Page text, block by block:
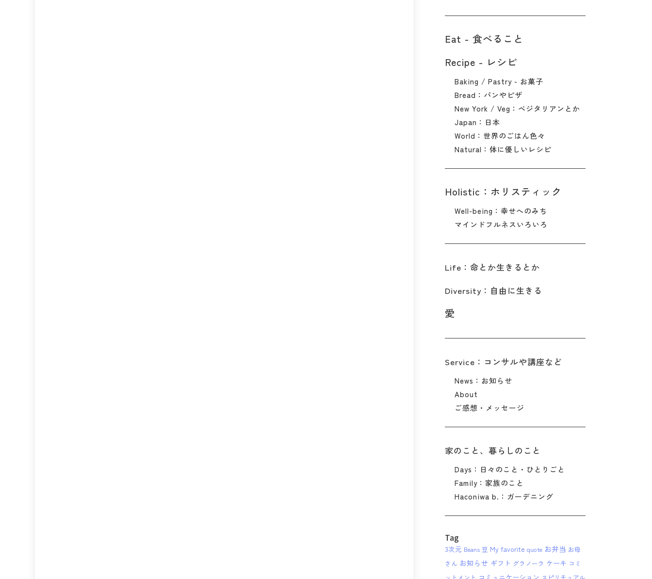
Eat - 食べること​
Recipe - レシピ
Baking / Pastry - お菓子
Bread：パンやピザ
New York / Veg：ベジタリアンとか
Japan：日本
World：世界のごはん色々
Natural：体に優しいレシピ
Holistic：ホリスティック
Well-being：幸せへのみち
マインドフルネスいろいろ
Life：命とか生きるとか
Diversity：自由に生きる
愛
Service：コンサルや講座など
News：お知らせ
About
ご感想・メッセージ
家のこと、暮らしのこと
Days：日々のこと・ひとりごと
Family：家族のこと
Haconiwa b.：ガーデニング
Tag
3次元 Beans 豆 My favorite quote お弁当 お母
さん お知らせ ギフト グラノーラ ケーキ コミ